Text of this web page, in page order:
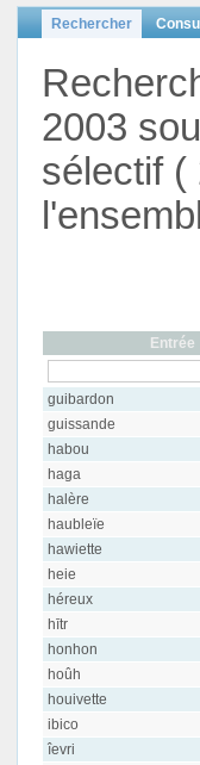
Rechercher
2003
sélectif (
Entrée
guibardon
guissande
habou
haga
halère
haubleïe
hawiette
heie
héreux
hītr
honhon
hoûh
houivette
ibico
îevri